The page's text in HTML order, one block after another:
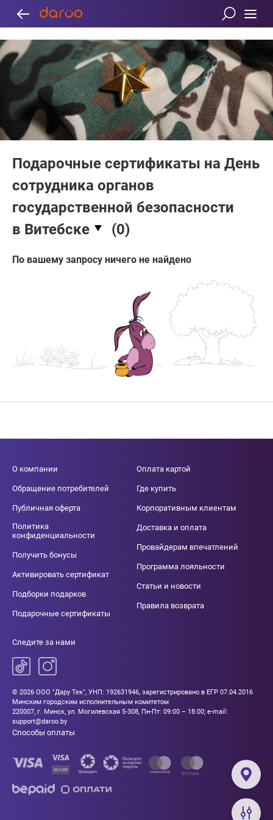
Подарочные сертификаты на День
сотрудника органов
государственной безопасности
в Витебске
(0)
По вашему запросу ничего не найдено
О компании
Обращение потребителей
Публичная оферта
Политика
конфиденциальности
Получить бонусы
Активировать сертификат
Подборки подарков
Подарочные сертификаты
Оплата картой
Где купить
Корпоративным клиентам
Доставка и оплата
Провайдерам впечатлений
Программа лояльности
Статьи и новости
Правила возврата
Следите за нами
© 2026 ООО "Дару Тек", УНП: 192631946, зарегистрировано в ЕГР 07.04.2016
Минским городским исполнительным комитетом
220007, г. Минск, ул. Могилевская 5-308, Пн-Пт: 09:00 – 18:00; e-mail:
support@daroo.by
Способы оплаты